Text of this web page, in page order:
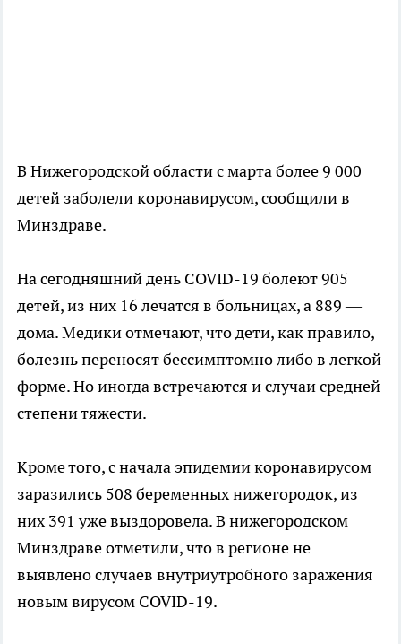
В Нижегородской области с марта более 9 000
детей заболели коронавирусом, сообщили в
Минздраве.
На сегодняшний день COVID-19 болеют 905
детей, из них 16 лечатся в больницах, а 889 —
дома. Медики отмечают, что дети, как правило,
болезнь переносят бессимптомно либо в легкой
форме. Но иногда встречаются и случаи средней
степени тяжести.
Кроме того, с начала эпидемии коронавирусом
заразились 508 беременных нижегородок, из
них 391 уже выздоровела. В нижегородском
Минздраве отметили, что в регионе не
выявлено случаев внутриутробного заражения
новым вирусом COVID-19.